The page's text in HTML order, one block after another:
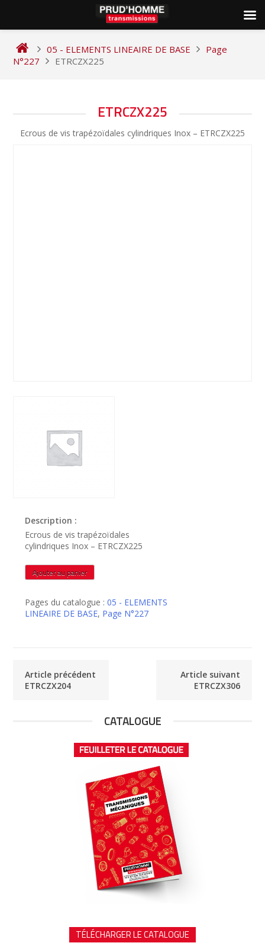
content
05 - ELEMENTS LINEAIRE DE BASE
Page
N°227
ETRCZX225
ETRCZX225
Ecrous de vis trapézoïdales cylindriques Inox – ETRCZX225
Description :
Ecrous de vis trapézoïdales
cylindriques Inox – ETRCZX225
quantité
de
Ajouter au panier
Pages du catalogue :05 - ELEMENTS
LINEAIRE DE BASE, Page N°227
DE
Article précédent
ETRCZX204
Article suivant
ETRCZX306
CATALOGUE
TÉLÉCHARGER LE CATALOGUE